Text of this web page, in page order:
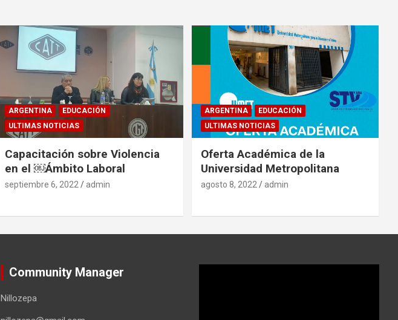
ARGENTINA
EDUCACIÓN
ULTIMAS NOTICIAS
Capacitación sobre Violencia
en el ￼Ámbito Laboral
septiembre 6, 2022 admin
ARGENTINA
EDUCACIÓN
ULTIMAS NOTICIAS
Oferta Académica de la
Universidad Metropolitana
agosto 8, 2022 admin
Community Manager
Nillozepa